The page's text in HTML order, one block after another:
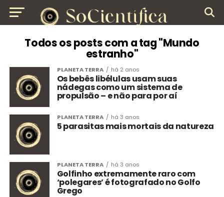
Todos os posts com a tag "Mundo
estranho"
PLANETA TERRA há 2 anos
Os bebês libélulas usam suas
nádegas como um sistema de
propulsão – e não para por aí
PLANETA TERRA há 3 anos
5 parasitas mais mortais da natureza
PLANETA TERRA há 3 anos
Golfinho extremamente raro com
‘polegares’ é fotografado no Golfo
Grego